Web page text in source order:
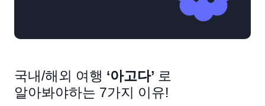
국내/해외 여행 ‘아고다’ 로
알아봐야하는 7가지 이유!